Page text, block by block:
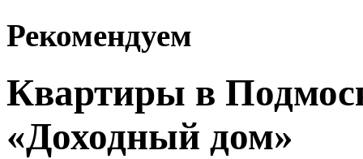
Рекомендуем
Квартиры в
«Доходный дом»